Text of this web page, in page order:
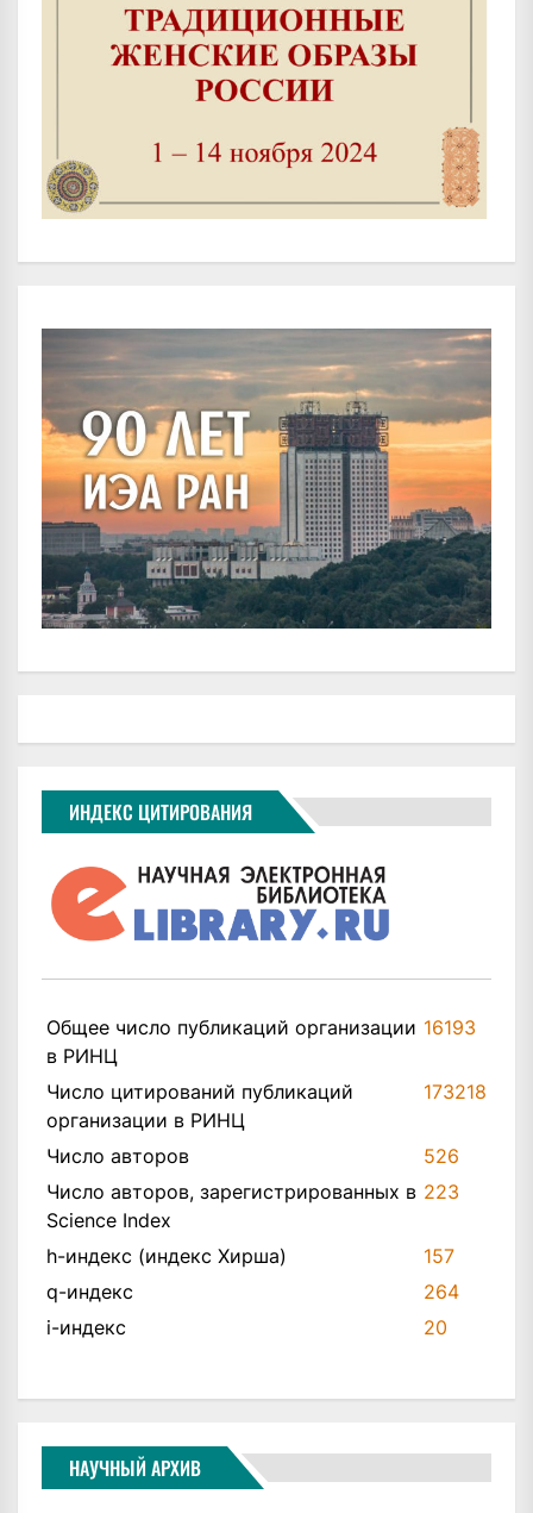
ИНДЕКС ЦИТИРОВАНИЯ
Общее число публикаций организации
в РИНЦ
16193
Число цитирований публикаций
организации в РИНЦ
173218
Число авторов
526
Число авторов, зарегистрированных в
Science Index
223
h-индекс (индекс Хирша)
157
q-индекс
264
i-индекс
20
НАУЧНЫЙ АРХИВ